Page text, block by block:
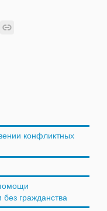
конфликтных
гражданства